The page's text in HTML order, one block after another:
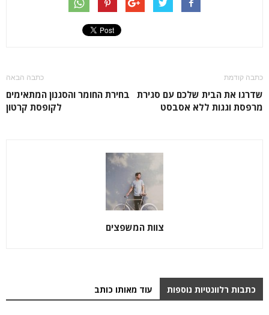
כתבה קודמת
שדרגו את הבית שלכם עם סגירת
מרפסת וגגות ללא אסבסט
כתבה הבאה
בחירת החומר והסגנון המתאימים
לקופסת קרטון
צוות המשפצים
כתבות רלוונטיות נוספות עוד מאותו כותב